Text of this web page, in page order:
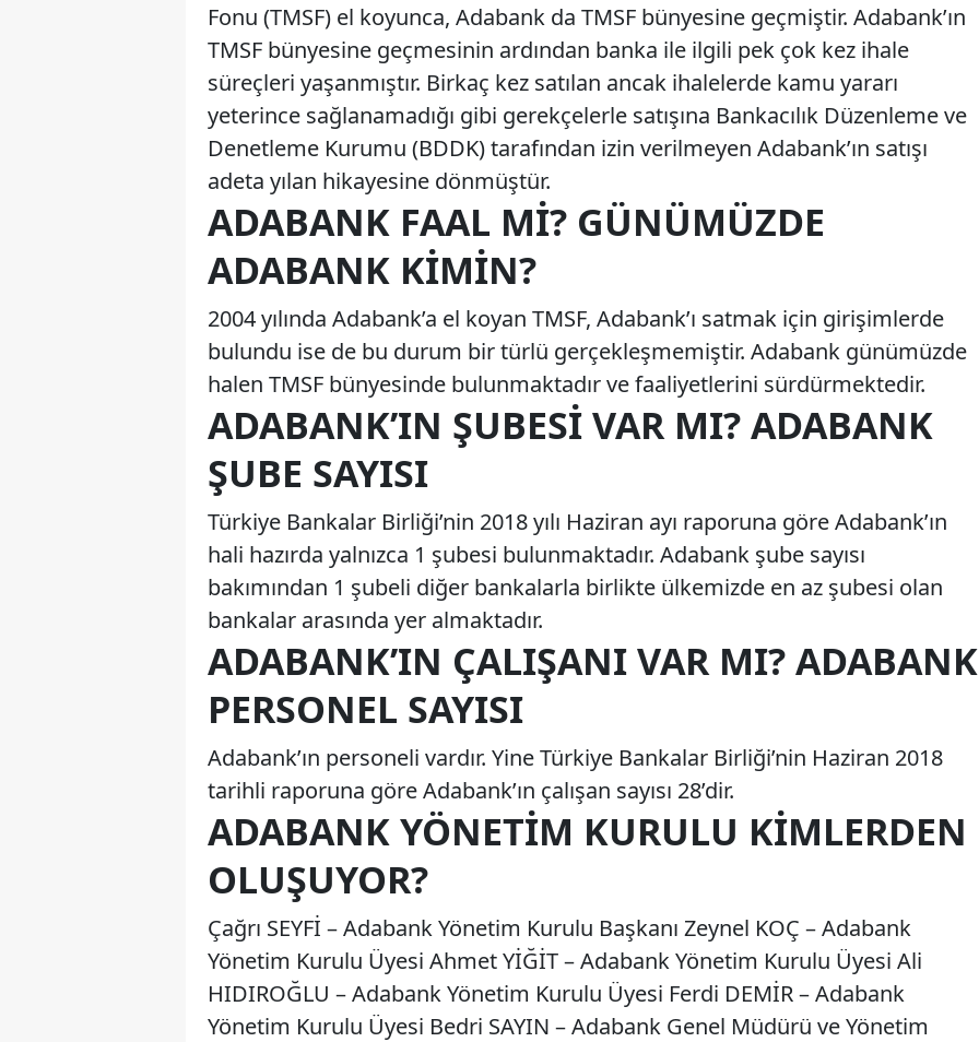
Fonu (TMSF) el koyunca, Adabank da TMSF bünyesine geçmiştir. Adabank’ın
TMSF bünyesine geçmesinin ardından banka ile ilgili pek çok kez ihale
süreçleri yaşanmıştır. Birkaç kez satılan ancak ihalelerde kamu yararı
yeterince sağlanamadığı gibi gerekçelerle satışına Bankacılık Düzenleme ve
Denetleme Kurumu (BDDK) tarafından izin verilmeyen Adabank’ın satışı
adeta yılan hikayesine dönmüştür.
ADABANK FAAL MI? GÜNÜMÜZDE
ADABANK KIMIN?
2004 yılında Adabank’a el koyan TMSF, Adabank’ı satmak için girişimlerde
bulundu ise de bu durum bir türlü gerçekleşmemiştir. Adabank günümüzde
halen TMSF bünyesinde bulunmaktadır ve faaliyetlerini sürdürmektedir.
ADABANK’IN ŞUBESI VAR MI? ADABANK
ŞUBE SAYISI
Türkiye Bankalar Birliği’nin 2018 yılı Haziran ayı raporuna göre Adabank’ın
hali hazırda yalnızca 1 şubesi bulunmaktadır. Adabank şube sayısı
bakımından 1 şubeli diğer bankalarla birlikte ülkemizde en az şubesi olan
bankalar arasında yer almaktadır.
ADABANK’IN ÇALIŞANI VAR MI? ADABANK
PERSONEL SAYISI
Adabank’ın personeli vardır. Yine Türkiye Bankalar Birliği’nin Haziran 2018
tarihli raporuna göre Adabank’ın çalışan sayısı 28’dir.
ADABANK YÖNETIM KURULU KIMLERDEN
OLUŞUYOR?
Çağrı SEYFİ – Adabank Yönetim Kurulu Başkanı Zeynel KOÇ – Adabank
Yönetim Kurulu Üyesi Ahmet YİĞİT – Adabank Yönetim Kurulu Üyesi Ali
HIDIROĞLU – Adabank Yönetim Kurulu Üyesi Ferdi DEMİR – Adabank
Yönetim Kurulu Üyesi Bedri SAYIN – Adabank Genel Müdürü ve Yönetim